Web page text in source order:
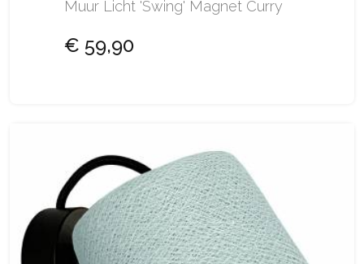
Muur Licht 'Swing' Magnet Curry
€ 59,90